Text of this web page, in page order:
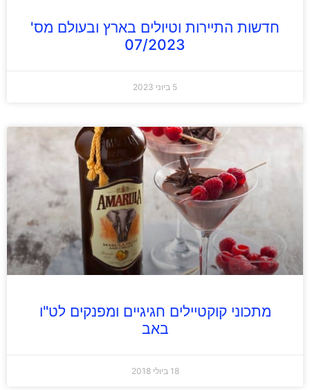
חדשות התיירות וטיולים בארץ ובעולם מס'
07/2023
5 ביוני 2023
מתכוני קוקטיילים חגיגיים ומפנקים לט"ו
באב
18 ביולי 2018